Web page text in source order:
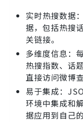
实时热搜数据：
据，包括热搜
关链接。
多维度信息：
热搜指数、话
直接访问微博
易于集成：
环境中集成和
据应用到自己